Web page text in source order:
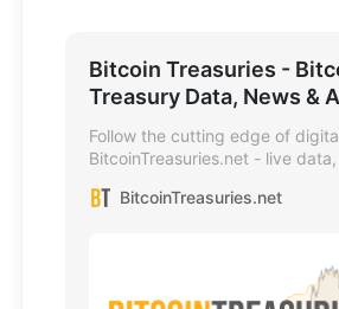
Bitcoin Treasuries -
Treasury Data, News &
Follow the cutting edge of
BitcoinTreasuries.net - live
digital credit.
BitcoinTreasuries.net